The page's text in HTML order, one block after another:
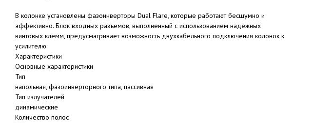
В колонке установлены фазоинверторы Dual Flare, которые работают бесшумно и
эффективно. Блок входных разъемов, выполненный с использованием надежных
винтовых клемм, предусматривает возможность двухкабельного подключения колонок к
усилителю.
Характеристики
Основные характеристики
Тип
напольная, фазоинверторного типа, пассивная
Тип излучателей
динамические
Количество полос